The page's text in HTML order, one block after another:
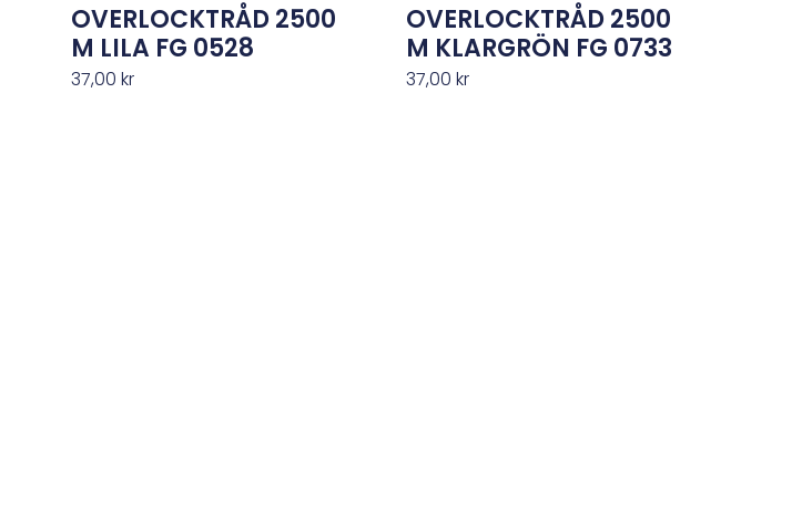
OVERLOCKTRÅD 2500
M LILA FG 0528
37,00 kr
OVERLOCKTRÅD 2500
M KLARGRÖN FG 0733
37,00kr